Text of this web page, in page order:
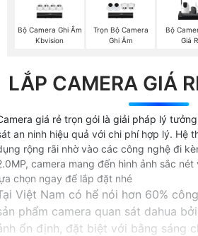
Bộ Camera Ghi Âm
Kbvision
Trọn Bộ Camera
Ghi Âm
Bộ
Giá
LẮP CAMERA GIÁ
giá rẻ trọn gói là giải pháp lý
an ninh hiệu quả với chi phí hợp lý. Hệ
rộng rãi nhờ vào các công nghệ đi
camera mang đến hình ảnh sắc
chọn ngay để lắp đặt nhé
Việt Nam có hể nói hơn 60%
phẩm camera quan sát dahua
ổn định, đặt biệt với bằng sáng